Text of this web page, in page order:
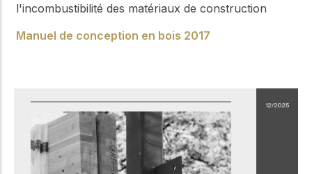
l'incombustibilité des matériaux de construction
Manuel de conception en bois 2017